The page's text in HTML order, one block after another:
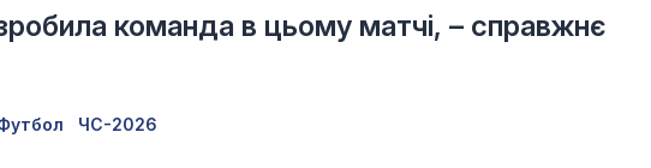
команда в цьому матчі, – справжнє
ЧС-2026